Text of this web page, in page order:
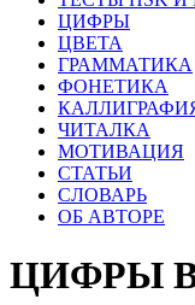
ЦИФРЫ
ЦВЕТА
ГРАММАТИКА
ФОНЕТИКА
ЧИТАЛКА
МОТИВАЦИЯ
СТАТЬИ
СЛОВАРЬ
ОБ АВТОРЕ
ЦИФРЫ